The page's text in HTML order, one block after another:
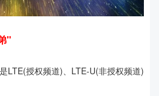
"
授权频道)、LTE-U(非授权频道)